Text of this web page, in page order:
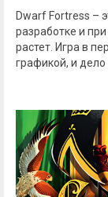
Dwarf Fortress –
разработке и
растет. Игра в
графикой, и дело